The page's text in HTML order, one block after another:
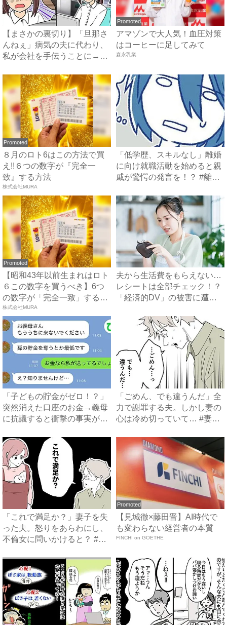
【まさかの裏切り】「旦那さ
んねぇ」病気の夫に代わり、
私が会社を手伝うことに→夫
Promoted
アマゾンで大人気！血圧対策
はコーヒーに足してみて
森永乳業
Promoted
８月のロト6はこの方法で買
え!!６つの数字が『完全一
致』する方法
株式会社MURA
「低学歴、スキルなし」離婚
に向け就職活動を始めると親
戚が驚愕の発言を！？ #離
Promoted
【昭和43年以前生まれはロト
６この数字を買うべき】6つ
の数字が「完全一致」する
方...
株式会社MURA
夫から生活費をもらえない…
レシートは全部チェック！？
「経済的DV」の被害に遭っ
「子どもの貯金がゼロ！？」
突然消えた口座のお金→義母
に抗議すると衝撃の事実が判
「ごめん、でも違うんだ」全
力で謝罪する夫。しかし妻の
心は冷め切っていて… #妻
「これで満足か？」妻子を失
った夫。怒りをあらわにし、
不倫女に問いかけると？ #
Promoted
【見城徹×藤田晋】AI時代で
も変わらない経営者の本質
FINCHI on GOETHE